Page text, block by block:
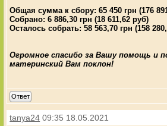
Общая сумма к сбору: 65 450 грн (176
Собрано: 6 886,30 грн (18 611,62 руб)
Осталось собрать: 58 563,70 грн (158
Огромное спасибо за Вашу помощь и
материнский Вам поклон!
Ответ
tanya24 09:35 18.05.2021